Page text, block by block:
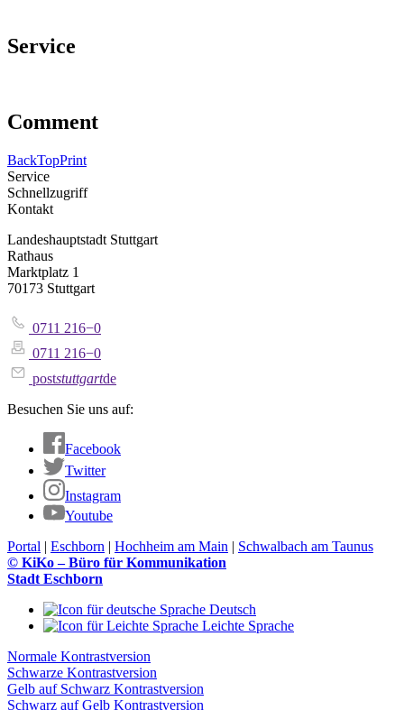
Service
Comment
BackTopPrint
Service
Schnellzugriff
Kontakt
Landeshauptstadt Stuttgart
Rathaus
Marktplatz 1
70173 Stuttgart
0711 216−0
0711 216−0
poststuttgartde
Besuchen Sie uns auf:
Facebook
Twitter
Instagram
Youtube
Portal | Eschborn | Hochheim am Main | Schwalbach am Taunus
© KiKo – Büro für Kommunikation
Stadt Eschborn
Deutsch
Leichte Sprache
Normale Kontrastversion
Schwarze Kontrastversion
Gelb auf Schwarz Kontrastversion
Schwarz auf Gelb Kontrastversion